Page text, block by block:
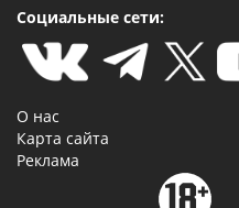
Социальные сети:
О нас
Карта сайта
Реклама